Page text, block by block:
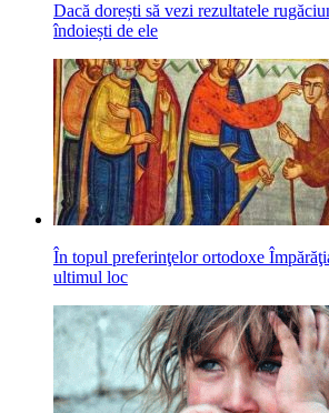
Dacă dorești să vezi rezultatele
îndoiești de ele
În topul preferinţelor ortodoxe
ultimul loc